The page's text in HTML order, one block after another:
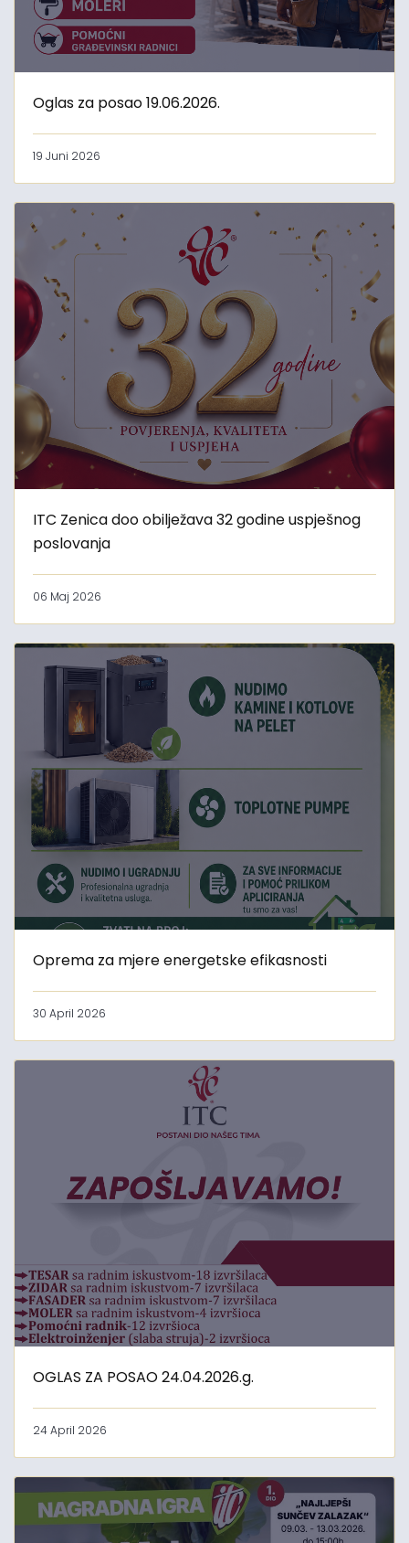
Oglas za posao 19.06.2026.
19 Juni 2026
ITC Zenica doo obilježava 32 godine uspješnog
poslovanja
06 Maj 2026
Oprema za mjere energetske efikasnosti
30 April 2026
OGLAS ZA POSAO 24.04.2026.g.
24 April 2026